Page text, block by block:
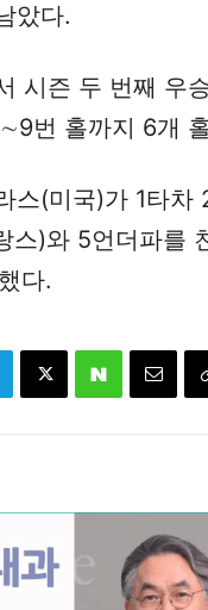
았다.
시즌 두 번째 우
번 홀까지 6개
스(미국)가 1타
스)와 5언더파를
다.